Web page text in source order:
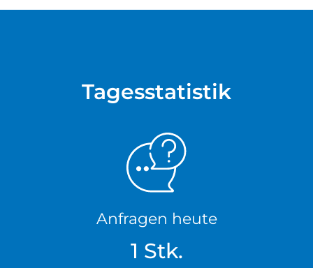
Tagesstatistik
Anfragen heute
1 Stk.